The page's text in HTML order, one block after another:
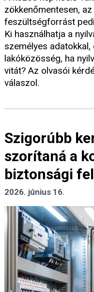
zökkenőmentesen,
feszültségforrást
Ki használhatja a
személyes
lakóközösség, ha
vitát? Az olvasói
válaszol.
Szigorúbb
szorítaná a
biztonsági
2026. június 16.